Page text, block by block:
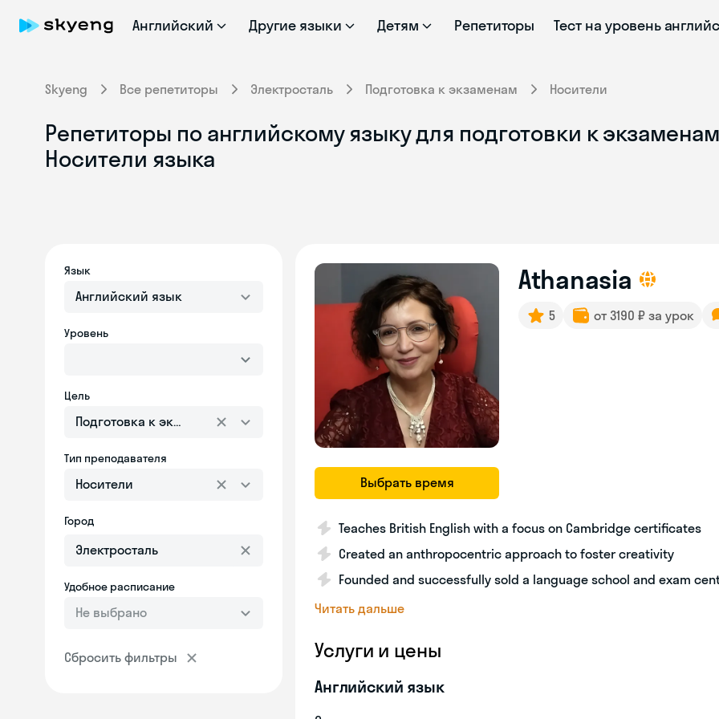
Английский Другие языки Детям Репетиторы Тест на уровень
Skyeng Все репетиторы Электросталь Подготовка к экзаменам Носители
Репетиторы по английскому языку для подготовки к
Носители языка
Язык
Английский язык
Уровень
Цель
Подготовка к экзаменам
Тип преподавателя
Носители
Город
Удобное расписание
Не выбрано
Сбросить фильтры
Выбрать время
Athanasia
5 от 3190 ₽ за урок
Teaches British English with a focus on Cambridge certificates
Created an anthropocentric approach to foster creativity
Founded and successfully sold a language school and exam
Читать дальше
Услуги и цены
Английский язык